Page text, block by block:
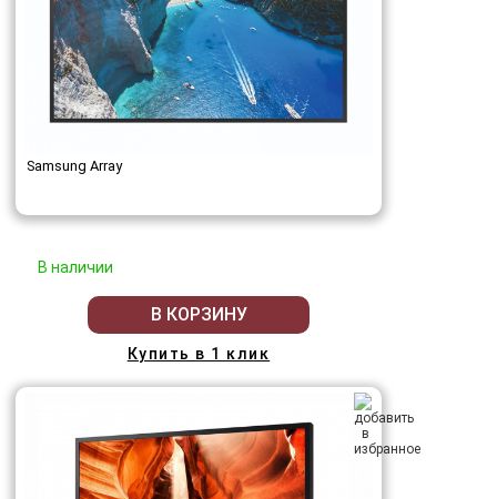
Samsung Array
В наличии
В КОРЗИНУ
Купить в 1 клик